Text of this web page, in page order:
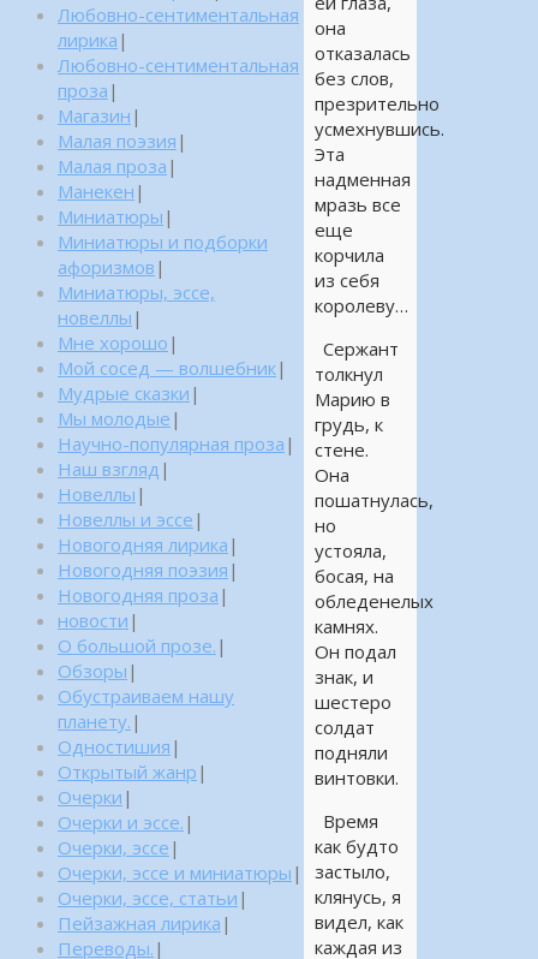
она
отказалась
без слов,
презрительно
усмехнувшись.
Эта
надменная
мразь все
еще
корчила
из себя
королеву…
Сержант
толкнул
Марию в
грудь, к
стене.
Она
пошатнулась,
но
устояла,
босая, на
обледенелых
камнях.
Он подал
знак, и
шестеро
солдат
подняли
винтовки.
Время
как будто
застыло,
клянусь, я
видел, как
каждая из
Любовно-сентиментальная
лирика |
Любовно-сентиментальная
проза |
Магазин |
Малая поэзия |
Малая проза |
Манекен |
Миниатюры |
Миниатюры и подборки
афоризмов |
Миниатюры, эссе,
новеллы |
Мне хорошо |
Мой сосед — волшебник|
Мудрые сказки |
Мы молодые |
Научно-популярная проза |
Наш взгляд |
Новеллы |
Новеллы и эссе |
Новогодняя лирика |
Новогодняя поэзия |
Новогодняя проза |
новости |
О большой прозе. |
Обзоры |
Обустраиваем нашу
планету. |
Одностишия |
Открытый жанр |
Очерки |
Очерки и эссе. |
Очерки, эссе |
Очерки, эссе и миниатюры |
Очерки, эссе, статьи |
Пейзажная лирика |
Переводы. |